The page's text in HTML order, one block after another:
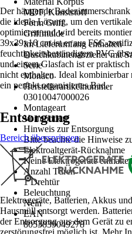
MDF, Kunststoff
Form Griff
Griffmulde
Im Lieferumfang enthalten
Duschkabinenabzieher mit
Serie
Monaco
Herstellerartikelnummer
03010047000026
Montageart
Vormontiert
Hinweis zur Entsorgung
Bitte beachte die Hinweise
Elektroaltgerät-Rücknahme
Keine Elektrogeräte
Anzahl Türen
1 Drehtür
Beleuchtung
Nein
EAN
8053839049278
Der hängende
die ideale Lösung, um den
optimieren und wird bereits
39x39x16 cm ist er aus FSC-
feuchtigkeitsbeständigem PVC
und einem Glasfach ist er
nicht enthalten. Ideal
ein perfekt organisiertes Bad.
Entsorgung
Bereich überspringen
Elektrogeräte, Batterien, Akkus
Hausmüll entsorgt werden.
der Entsorgung aus dem Gerät zu
zerstörungsfrei möglich ist. Mehr